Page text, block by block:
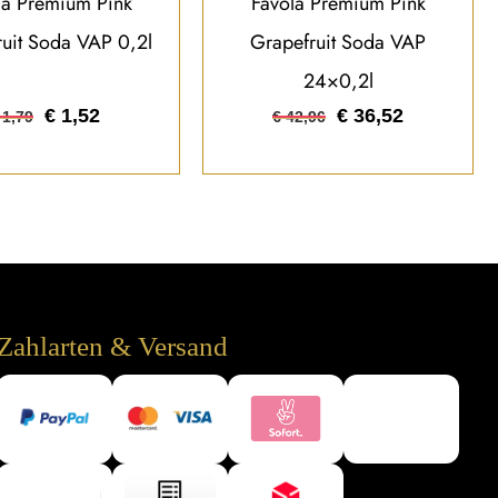
Soda VAP 0,2l
€ 1,52
Grapefruit Soda VAP
24×0,2l
€42,96 € 36,52
& Versand